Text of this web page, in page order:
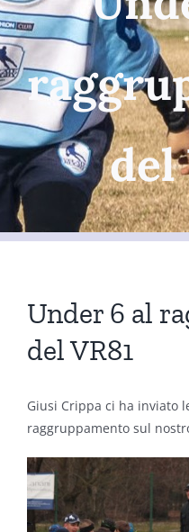
del
Under 6 al
del VR81
Giusi Crippa ci ha inviato
raggruppamento sul